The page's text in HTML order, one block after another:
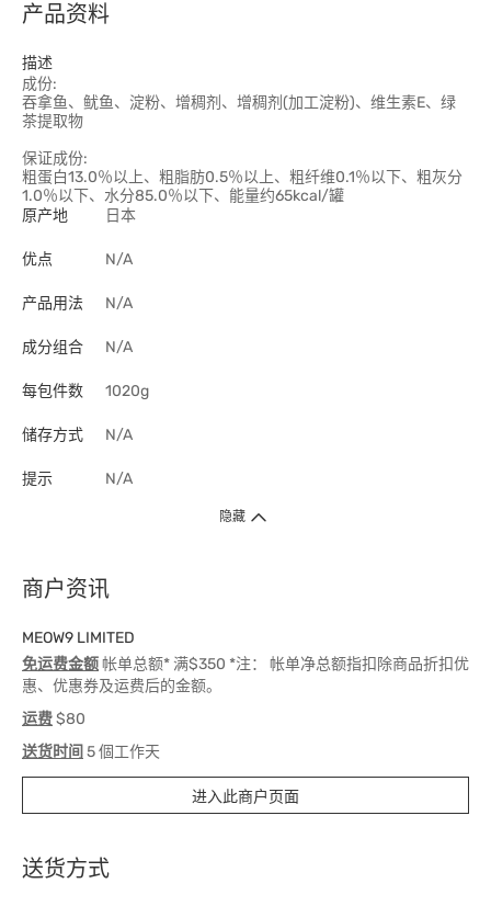
产品资料
描述
成份:
吞拿鱼、鱿鱼、淀粉、增稠剂、增稠剂(加工淀粉)、维生素E、绿
茶提取物
保证成份:
粗蛋白13.0％以上、粗脂肪0.5％以上、粗纤维0.1％以下、粗灰分
1.0％以下、水分85.0％以下、能量约65kcal/罐
原产地
日本
优点 N/A
产品用法 N/A
成分组合 N/A
每包件数 1020g
储存方式 N/A
提示 N/A
隐藏
商户资讯
MEOW9 LIMITED
免运费金额帐单总额* 满$350 *注： 帐单净总额指扣除商品折扣优
惠、优惠券及运费后的金额。
运费$80
送货时间 5 個工作天
进入此商户页面
送货方式